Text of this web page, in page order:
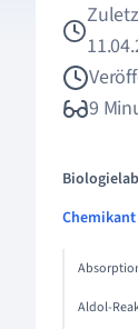
9
Aldol-